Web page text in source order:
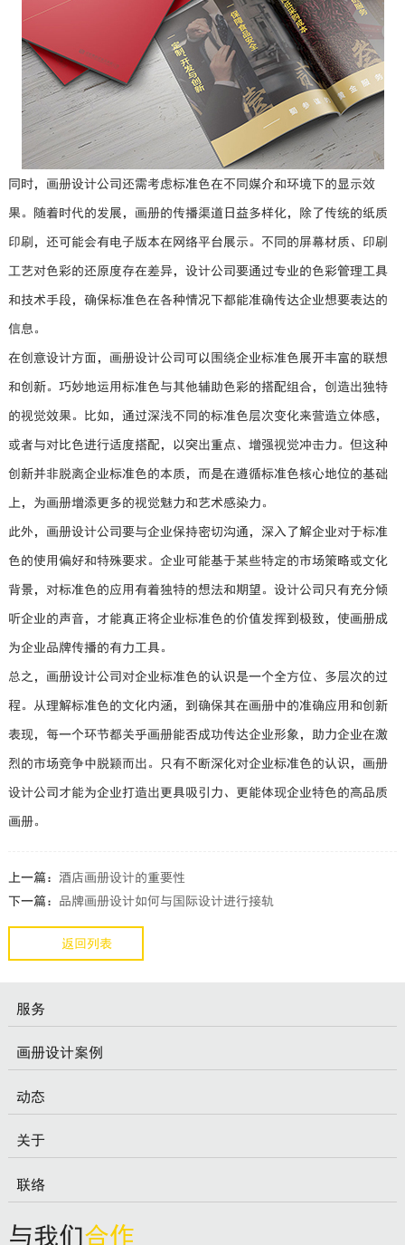
同时，画册设计公司还需考虑标准色在不同媒介和环境下的显示效
果。随着时代的发展，画册的传播渠道日益多样化，除了传统的纸质
印刷，还可能会有电子版本在网络平台展示。不同的屏幕材质、印刷
工艺对色彩的还原度存在差异，设计公司要通过专业的色彩管理工具
和技术手段，确保标准色在各种情况下都能准确传达企业想要表达的
信息。
在创意设计方面，画册设计公司可以围绕企业标准色展开丰富的联想
和创新。巧妙地运用标准色与其他辅助色彩的搭配组合，创造出独特
的视觉效果。比如，通过深浅不同的标准色层次变化来营造立体感，
或者与对比色进行适度搭配，以突出重点、增强视觉冲击力。但这种
创新并非脱离企业标准色的本质，而是在遵循标准色核心地位的基础
上，为画册增添更多的视觉魅力和艺术感染力。
此外，画册设计公司要与企业保持密切沟通，深入了解企业对于标准
色的使用偏好和特殊要求。企业可能基于某些特定的市场策略或文化
背景，对标准色的应用有着独特的想法和期望。设计公司只有充分倾
听企业的声音，才能真正将企业标准色的价值发挥到极致，使画册成
为企业品牌传播的有力工具。
总之，画册设计公司对企业标准色的认识是一个全方位、多层次的过
程。从理解标准色的文化内涵，到确保其在画册中的准确应用和创新
表现，每一个环节都关乎画册能否成功传达企业形象，助力企业在激
烈的市场竞争中脱颖而出。只有不断深化对企业标准色的认识，画册
设计公司才能为企业打造出更具吸引力、更能体现企业特色的高品质
画册。
上一篇： 酒店画册设计的重要性
下一篇： 品牌画册设计如何与国际设计进行接轨
返回列表
服务
画册设计案例
动态
关于
联络
与我们合作